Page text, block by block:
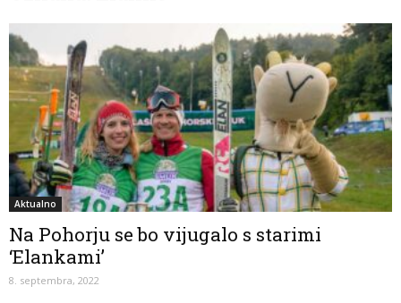
Aktualno
Na Pohorju se bo vijugalo s starimi
‘Elankami’
8. septembra, 2022